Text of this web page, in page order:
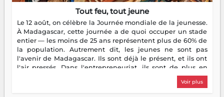
Tout feu, tout jeune
Le 12 août, on célèbre la Journée mondiale de la jeunesse.
À Madagascar, cette journée a de quoi occuper un stade
entier — les moins de 25 ans représentent plus de 60% de
la population. Autrement dit, les jeunes ne sont pas
l'avenir de Madagascar. Ils sont déjà le présent, et ils ont
l'air pressés. Dans l'entrepreneuriat, ils sont de plus en
plus nombreux à se lancer, à créer, à risquer — souvent
sans filet, souvent sans aide, mais toujours avec cette
Voir plus